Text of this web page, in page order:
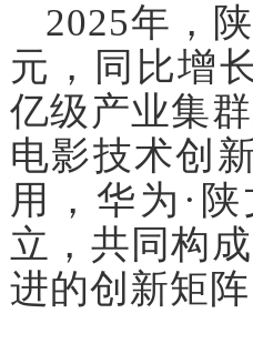
2025年，
元，同比增
亿级产业集
电影技术创
用，华为·
立，共同构
进的创新矩阵